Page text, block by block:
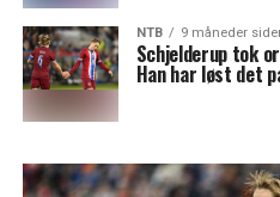
NTB 9 måneder
Schjelderup tok
Han har løst det